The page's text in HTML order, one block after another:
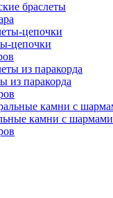
браслеты
цепочки
из паракорда
камни с шармами